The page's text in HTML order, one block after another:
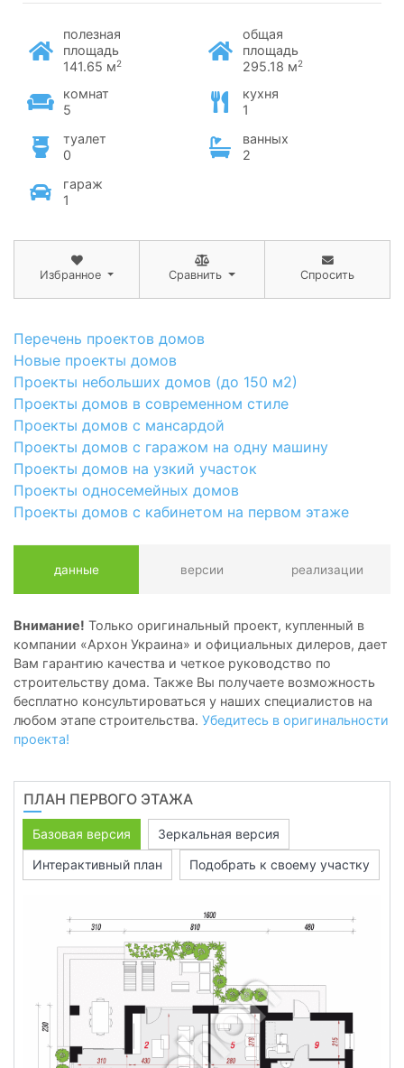
полезная
площадь
141.65 м2
общая
площадь
295.18 м2
комнат
5
кухня
1
туалет
0
ванных
2
гараж
1
Избранное Сравнить Спросить
Перечень проектов домов
Новые проекты домов
Проекты небольших домов (до 150 м2)
Проекты домов в современном стиле
Проекты домов с мансардой
Проекты домов с гаражом на одну машину
Проекты домов на узкий участок
Проекты односемейных домов
Проекты домов с кабинетом на первом этаже
данные версии реализации
Внимание! Только оригинальный проект, купленный в
компании «Архон Украина» и официальных дилеров, дает
Вам гарантию качества и четкое руководство по
строительству дома. Также Вы получаете возможность
бесплатно консультироваться у наших специалистов на
любом этапе строительства. Убедитесь в оригинальности
проекта!
ПЛАН ПЕРВОГО ЭТАЖА
Базовая версия
Зеркальная версия
Интерактивный план
Подобрать к своему участку